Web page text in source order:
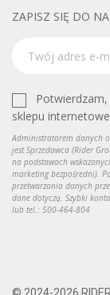
ZAPISZ SIĘ DO
Potwierdzam,
sklepu
Administratorem danych
jest Sprzedawca (Rider
na podstawach
marketing bezpośredni).
przetwarzania danych
dane dotyczą. Szybki
lub tel.: 500-464-804
© 2024-2026